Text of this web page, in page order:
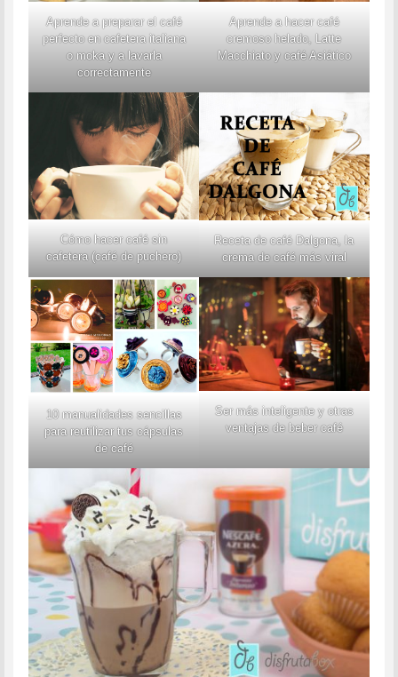
Aprende a preparar el café
perfecto en cafetera italiana
o moka y a lavarla
correctamente
Aprende a hacer café
cremoso helado, Latte
Macchiato y café Asiático
Cómo hacer café sin
cafetera (café de puchero)
Receta de café Dalgona, la
crema de café más viral
10 manualidades sencillas
para reutilizar tus cápsulas
de café
Ser más inteligente y otras
ventajas de beber café